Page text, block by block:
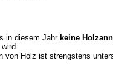
in diesem Jahr keine
von Holz ist strengstens